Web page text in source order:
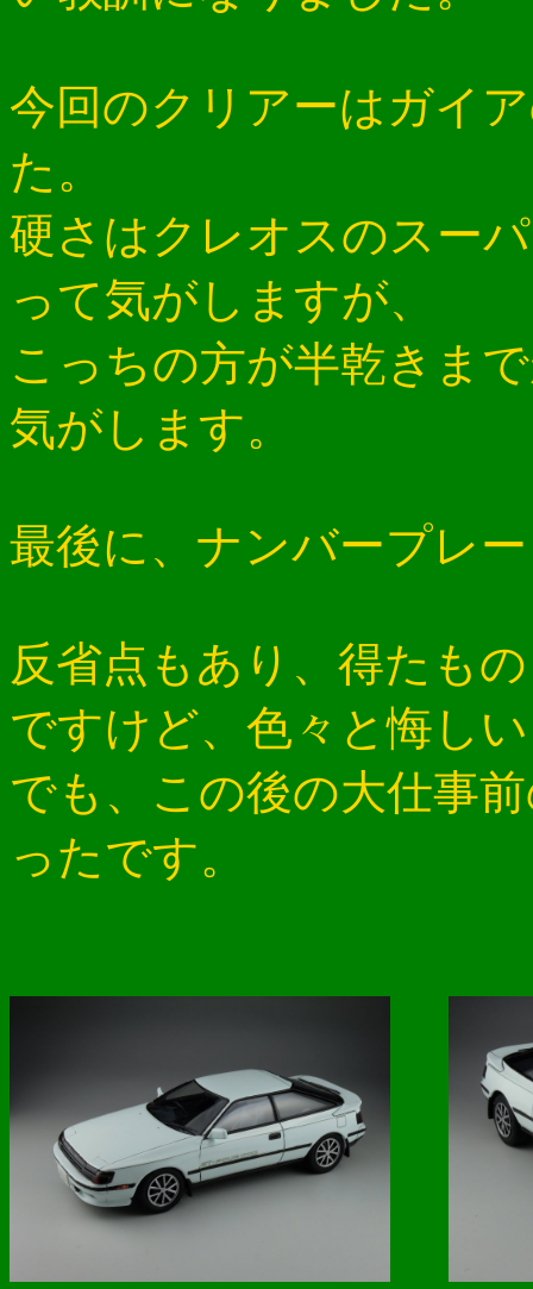
今回のクリアーはガイ
た。
硬さはクレオスのスー
って気がしますが、
こっちの方が半乾きま
気がします。
最後に、ナンバープレ
反省点もあり、得たも
ですけど、色々と悔し
でも、この後の大仕事
ったです。